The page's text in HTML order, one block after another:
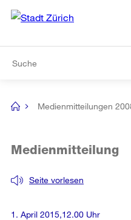
Navigation
[no
Medienmitteilungen
Seite vorlesen
Medienmitteilung
1. April 2015,12.00 Uhr